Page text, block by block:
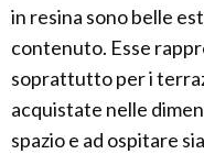
in resina sono belle
contenuto. Esse
soprattutto per i
acquistate nelle
spazio e ad ospitare